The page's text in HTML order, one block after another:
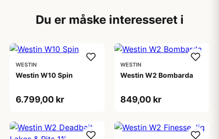
Du er måske interesseret i
WESTIN
Westin W10 Spin
6.799,00 kr
WESTIN
Westin W2 Bombarda
849,00 kr